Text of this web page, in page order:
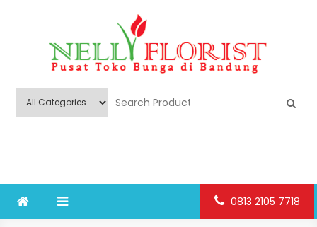
Nelly Florist Bandung
0813 2105 7718